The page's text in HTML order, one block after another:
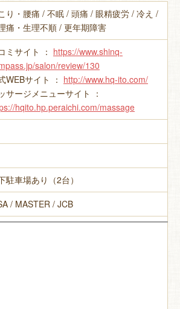
り・腰痛 / 不眠 / 頭痛 / 眼精疲労 / 冷え /
痛・生理不順 / 更年期障害
ミサイト ： https://www.shinq-
salon/review/130
WEBサイト ： http://www.hq-ito.com/
サージメニューサイト ：
hqito.hp.peraichi.com/massage
駐車場あり（2台）
/ MASTER / JCB